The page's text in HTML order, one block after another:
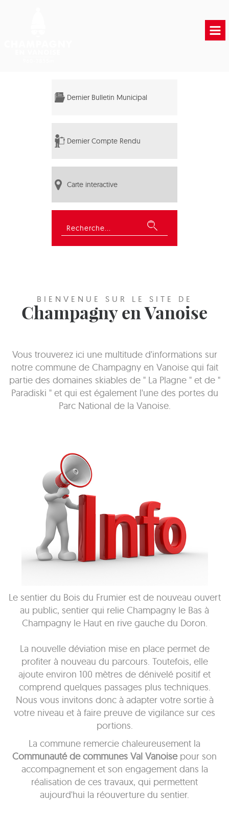
Dernier Bulletin Municipal
Dernier Compte Rendu
Carte interactive
Rechercher
BIENVENUE SUR LE SITE DE
Champagny en Vanoise
Vous trouverez ici une multitude d'informations sur
notre commune de Champagny en Vanoise qui fait
partie des domaines skiables de " La Plagne " et de "
Paradiski " et qui est également l'une des portes du
Parc National de la Vanoise.
Le sentier du Bois du Frumier est de nouveau ouvert
au public, sentier qui relie Champagny le Bas à
Champagny le Haut en rive gauche du Doron.
La nouvelle déviation mise en place permet de
profiter à nouveau du parcours. Toutefois, elle
ajoute environ 100 mètres de dénivelé positif et
comprend quelques passages plus techniques.
Nous vous invitons donc à adapter votre sortie à
votre niveau et à faire preuve de vigilance sur ces
portions.
La commune remercie chaleureusement la
Communauté de communes Val Vanoisepour son
accompagnement et son engagement dans la
réalisation de ces travaux, qui permettent
aujourd'hui la réouverture du sentier.